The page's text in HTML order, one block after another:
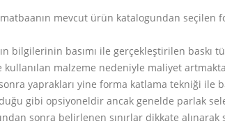
mevcut ürün katalogundan
bilgilerinin basımı ile gerçekleştirilen baskı
malzeme nedeniyle maliyet
yaprakları yine forma katlama tekniği ile
gibi opsiyoneldir ancak genelde parlak
sonra belirlenen sınırlar dikkate